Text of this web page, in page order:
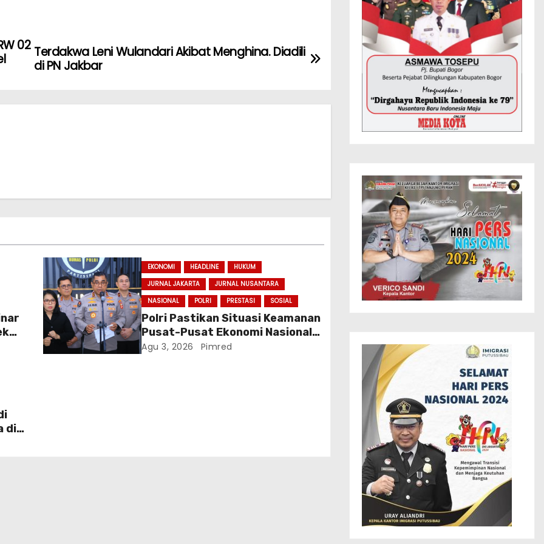
Terdakwa Leni Wulandari Akibat Menghina. Diadili
di PN Jakbar
02
EKONOMI HEADLINE
HUKUM
JURNAL JAKARTA
JURNAL NUSANTARA
NASIONAL
POLRI PRESTASI SOSIAL
Polri Pastikan Situasi Keamanan
Pusat-Pusat Ekonomi Nasional
Tetap Kondusif
Agu 3, 2026 Pimred
di